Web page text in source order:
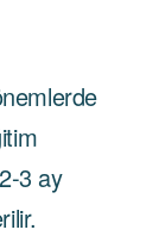
3 ay